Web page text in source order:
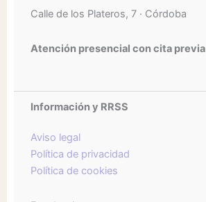
Calle de los Plateros, 7 · Córdoba
Atención presencial con cita previa
Información y RRSS
Aviso legal
Política de privacidad
Política de cookies